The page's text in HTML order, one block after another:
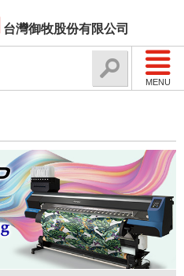
台灣御牧股份有限公司
MENU